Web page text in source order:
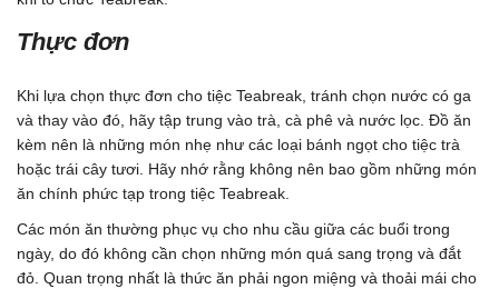
Thực đơn
Khi lựa chọn thực đơn cho tiệc Teabreak, tránh chọn nước có ga
và thay vào đó, hãy tập trung vào trà, cà phê và nước lọc. Đồ ăn
kèm nên là những món nhẹ như các loại bánh ngọt cho tiệc trà
hoặc trái cây tươi. Hãy nhớ rằng không nên bao gồm những món
ăn chính phức tạp trong tiệc Teabreak.
Các món ăn thường phục vụ cho nhu cầu giữa các buổi trong
ngày, do đó không cần chọn những món quá sang trọng và đắt
đỏ. Quan trọng nhất là thức ăn phải ngon miệng và thoải mái cho